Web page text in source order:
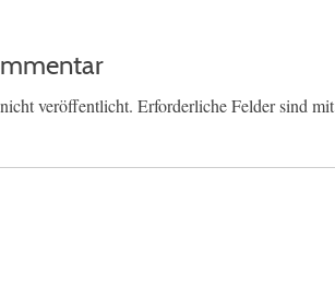
veröffentlicht. Erforderliche Felder sind mit